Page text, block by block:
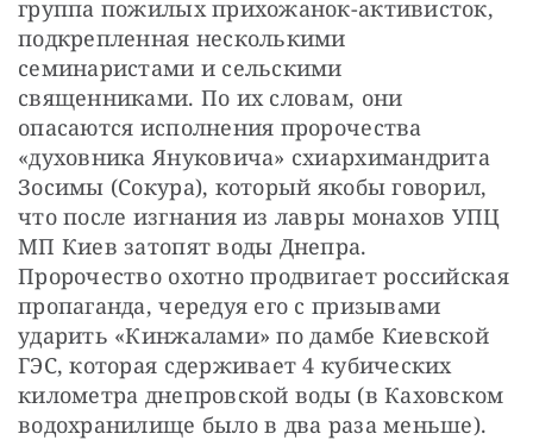
группа пожилых прихожанок-активисток,
подкрепленная несколькими
семинаристами и сельскими
священниками. По их словам, они
опасаются исполнения пророчества
«духовника Януковича» схиархимандрита
Зосимы (Сокура), который якобы говорил,
что после изгнания из лавры монахов УПЦ
МП Киев затопят воды Днепра.
Пророчество охотно продвигает российская
пропаганда, чередуя его с призывами
ударить «Кинжалами» по дамбе Киевской
ГЭС, которая сдерживает 4 кубических
километра днепровской воды (в Каховском
водохранилище было в два раза меньше).